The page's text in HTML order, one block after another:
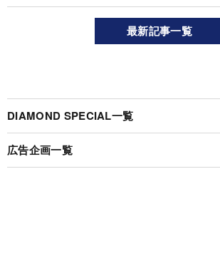
最新記事一覧
DIAMOND SPECIAL一覧
広告企画一覧